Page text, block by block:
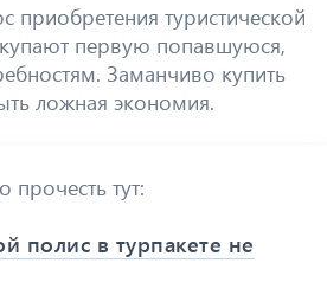
приобретения туристической
первую попавшуюся,
Заманчиво купить
ложная экономия.
тут:
полис в турпакете не